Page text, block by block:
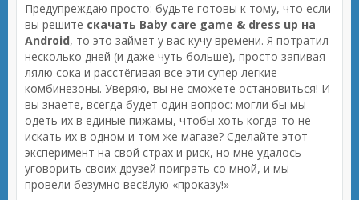
Предупреждаю просто: будьте готовы к тому, что если
вы решите скачать Baby care game & dress up на
Android, то это займет у вас кучу времени. Я потратил
несколько дней (и даже чуть больше), просто запивая
лялю сока и расстёгивая все эти супер легкие
комбинезоны. Уверяю, вы не сможете остановиться! И
вы знаете, всегда будет один вопрос: могли бы мы
одеть их в единые пижамы, чтобы хоть когда-то не
искать их в одном и том же магазе? Сделайте этот
эксперимент на свой страх и риск, но мне удалось
уговорить своих друзей поиграть со мной, и мы
провели безумно весёлую «проказу!»